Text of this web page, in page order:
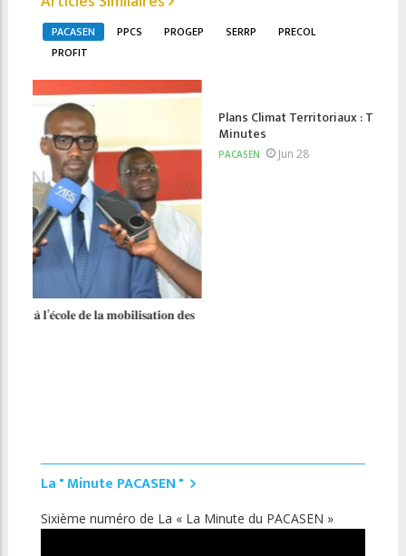
PACASEN PPCS PROGEP SERRP
PRECOL
PROFIT
Plans Climat Territoriaux : Tout Savoir en Quelques
Minutes
PACASEN Jun 28
La " Minute PACASEN "
Sixième numéro de La « La Minute du PACASEN »